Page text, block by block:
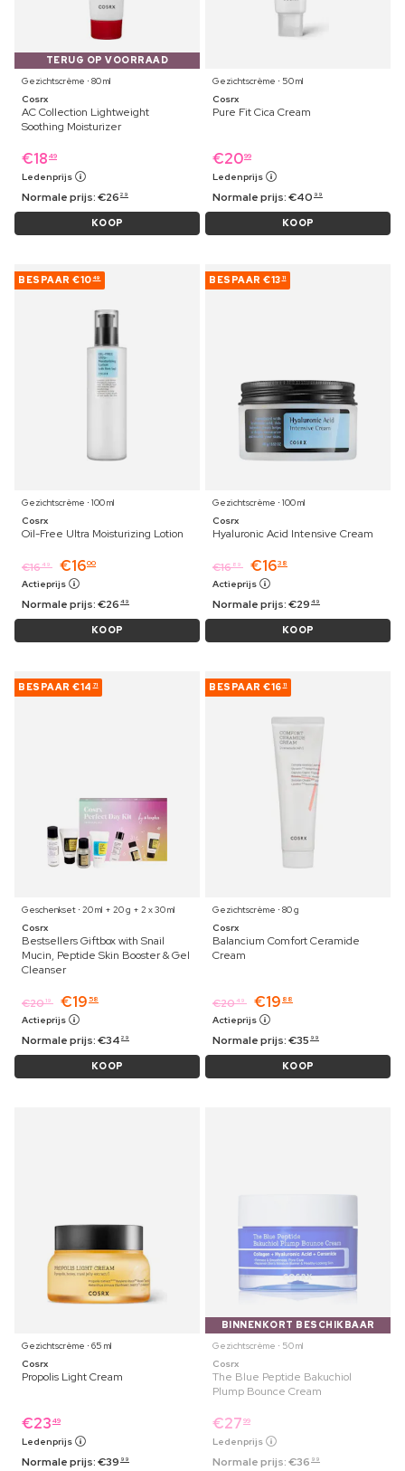
TERUG OP VOORRAAD
Gezichtscrème ⋅ 80 ml
Cosrx
AC Collection Lightweight
Soothing Moisturizer
€18 49
Ledenprijs
Normale prijs:€26 29
KOOP
Gezichtscrème ⋅ 50 ml
Cosrx
Pure Fit Cica Cream
€2099
Ledenprijs
Normale prijs:€40 99
KOOP
BESPAAR €10 49
Gezichtscrème ⋅ 100 ml
Cosrx
Oil-Free Ultra Moisturizing Lotion
€16 49 €1600
Actieprijs
Normale prijs:€26 49
KOOP
BESPAAR €13 11
Gezichtscrème ⋅ 100 ml
Cosrx
Hyaluronic Acid Intensive Cream
€16 89 €1638
Actieprijs
Normale prijs:€29 49
KOOP
BESPAAR €14 71
Geschenkset ⋅ 20 ml + 20 g + 2 x 30 ml
Cosrx
Bestsellers Giftbox with Snail
Mucin, Peptide Skin Booster & Gel
Cleanser
€2019 €19 58
Actieprijs
Normale prijs:€34 29
KOOP
BESPAAR €16 11
Gezichtscrème ⋅ 80 g
Cosrx
Balancium Comfort Ceramide
Cream
€20 49 €19 88
Actieprijs
Normale prijs:€35 99
KOOP
Gezichtscrème ⋅ 65 ml
Cosrx
Propolis Light Cream
€23 49
Ledenprijs
Normale prijs:€39 99
BINNENKORT BESCHIKBAAR
Gezichtscrème ⋅ 50 ml
Cosrx
The Blue Peptide Bakuchiol
Plump Bounce Cream
€27 99
Ledenprijs
Normale prijs:€36 99